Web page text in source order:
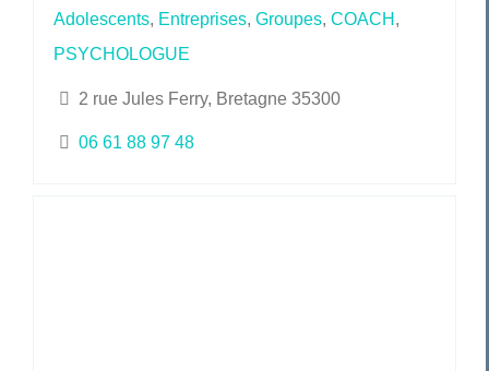
Adolescents, Entreprises, Groupes, COACH,
PSYCHOLOGUE
2 rue Jules Ferry, Bretagne 35300
06 61 88 97 48